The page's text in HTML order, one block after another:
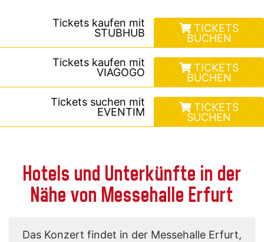
Tickets kaufen mit
STUBHUB
TICKETS
BUCHEN
Tickets kaufen mit
VIAGOGO
TICKETS
BUCHEN
Tickets suchen mit
EVENTIM
TICKETS
SUCHEN
Hotels und Unterkünfte in der
Nähe von Messehalle Erfurt
Das Konzert findet in der Messehalle Erfurt,